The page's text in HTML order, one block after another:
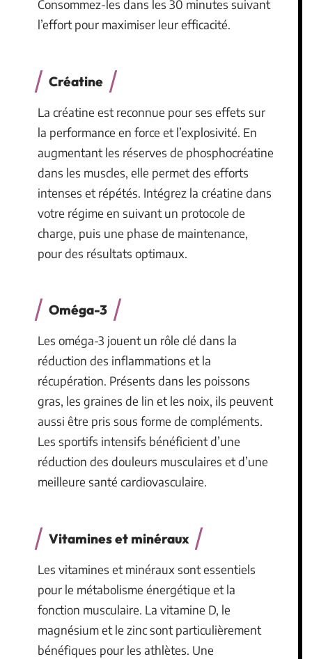
Consommez-les dans les 30 minutes suivant
l’effort pour maximiser leur efficacité.
Créatine
La créatine est reconnue pour ses effets sur
la performance en force et l’explosivité. En
augmentant les réserves de phosphocréatine
dans les muscles, elle permet des efforts
intenses et répétés. Intégrez la créatine dans
votre régime en suivant un protocole de
charge, puis une phase de maintenance,
pour des résultats optimaux.
Oméga-3
Les oméga-3 jouent un rôle clé dans la
réduction des inflammations et la
récupération. Présents dans les poissons
gras, les graines de lin et les noix, ils peuvent
aussi être pris sous forme de compléments.
Les sportifs intensifs bénéficient d’une
réduction des douleurs musculaires et d’une
meilleure santé cardiovasculaire.
Vitamines et minéraux
Les vitamines et minéraux sont essentiels
pour le métabolisme énergétique et la
fonction musculaire. La vitamine D, le
magnésium et le zinc sont particulièrement
bénéfiques pour les athlètes. Une